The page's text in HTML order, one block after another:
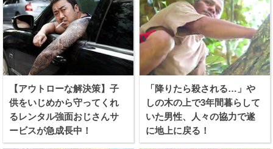
【アウトローな解決策】子
供をいじめから守ってくれ
るレンタル強面おじさんサ
ービスが急成長中！
「降りたら殺される…」や
しの木の上で3年間暮らして
いた男性、人々の協力で遂
に地上に戻る！